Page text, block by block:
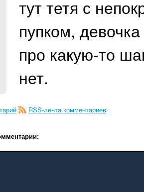
тут тетя с
пупком,
про какую-то
нет.
RSS-лента комментариев